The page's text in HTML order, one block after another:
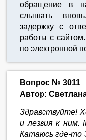
обращение в
слышать
задержку с
работы с
по электронной
Вопрос № 3011
Автор:
Здравствуйте!
и лезвия к ним.
Катаюсь где-то